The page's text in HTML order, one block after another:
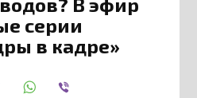
В эфир
серии
в кадре»